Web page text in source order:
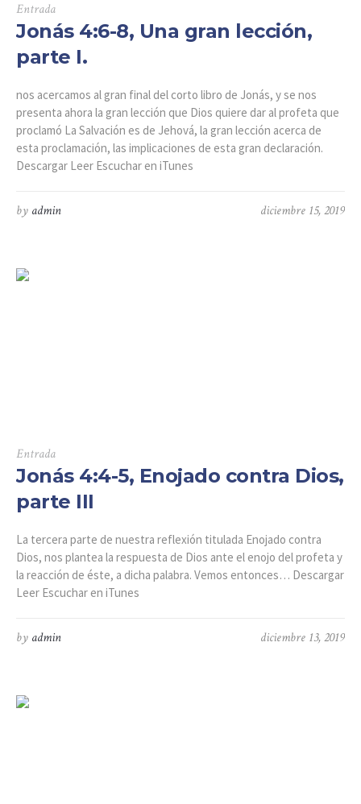
Entrada
Jonás 4:6-8, Una gran lección,
parte I.
nos acercamos al gran final del corto libro de Jonás, y se nos
presenta ahora la gran lección que Dios quiere dar al profeta que
proclamó La Salvación es de Jehová, la gran lección acerca de
esta proclamación, las implicaciones de esta gran declaración.
Descargar Leer Escuchar en iTunes
diciembre 15, 2019
by admin
Entrada
Jonás 4:4-5, Enojado contra Dios,
parte III
La tercera parte de nuestra reflexión titulada Enojado contra
Dios, nos plantea la respuesta de Dios ante el enojo del profeta y
la reacción de éste, a dicha palabra. Vemos entonces… Descargar
Leer Escuchar en iTunes
diciembre 13, 2019
by admin